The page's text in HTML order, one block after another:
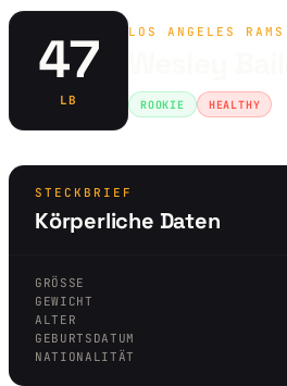
47
LB
LOS ANGELES
ROOKIE HEALTHY
STECKBRIEF
Körperliche Daten
GRÖSSE
GEWICHT
ALTER
GEBURTSDATUM
NATIONALITÄT